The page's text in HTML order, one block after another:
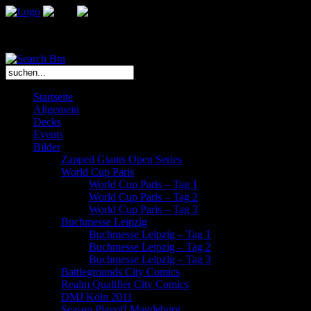
Startseite
Allgemein
Decks
Events
Bilder
Zapped Giants Open Series
World Cup Paris
World Cup Paris – Tag 1
World Cup Paris – Tag 2
World Cup Paris – Tag 3
Buchmesse Leipzig
Buchmesse Leipzig – Tag 1
Buchmesse Leipzig – Tag 2
Buchmesse Leipzig – Tag 3
Battlegrounds City Comics
Realm Qualifier City Comics
DMJ Köln 2011